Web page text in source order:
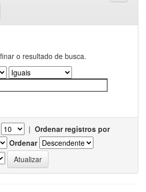
o resultado de busca.
| Ordenar registros por
Ordenar